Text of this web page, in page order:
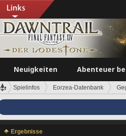
Neuigkeiten Abenteuer
Spielinfos Eorzea-Datenbank
Ergebnisse